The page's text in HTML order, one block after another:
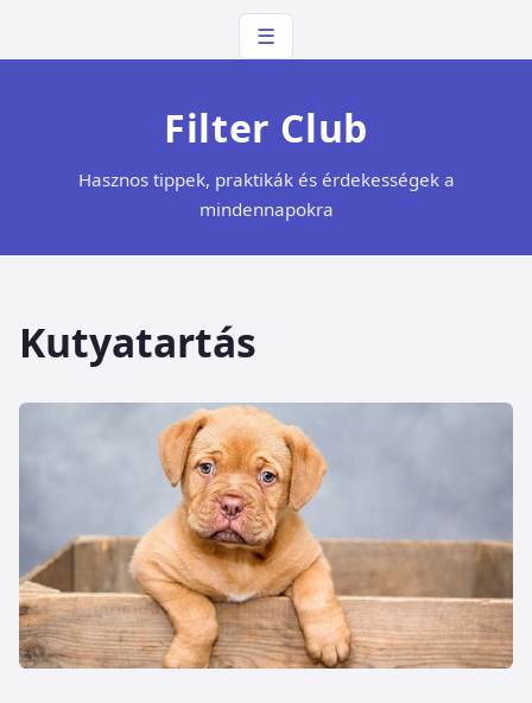
☰
Filter Club
Hasznos tippek, praktikák és érdekességek a
mindennapokra
Kutyatartás